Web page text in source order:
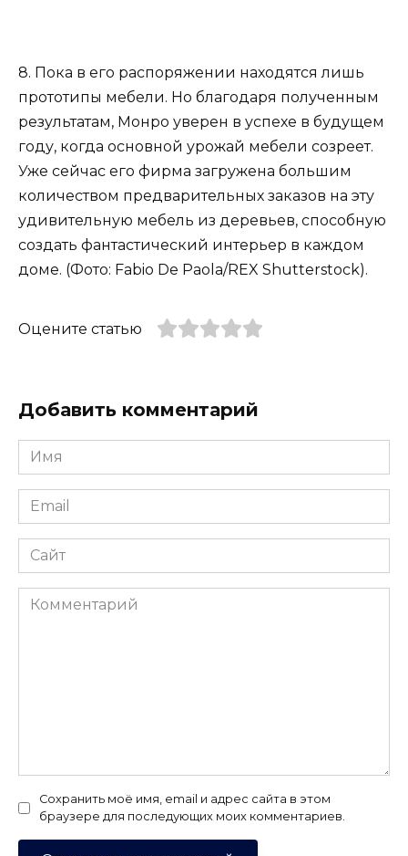
8. Пока в его распоряжении находятся лишь
прототипы мебели. Но благодаря полученным
результатам, Монро уверен в успехе в будущем
году, когда основной урожай мебели созреет.
Уже сейчас его фирма загружена большим
количеством предварительных заказов на эту
удивительную мебель из деревьев, способную
создать фантастический интерьер в каждом
доме. (Фото: Fabio De Paola/REX Shutterstock).
Оцените статью
Добавить комментарий
Имя
*
Email
*
Сайт
Комментарий
Сохранить моё имя, email и адрес сайта в этом
браузере для последующих моих комментариев.